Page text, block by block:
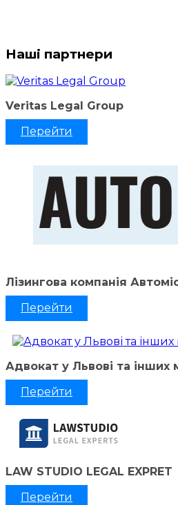
Наші партнери
Veritas Legal Group
Перейти
Лізингова компанія
Перейти
Адвокат у Львові та інших
Перейти
LAW STUDIO LEGAL EXPRET
Перейти